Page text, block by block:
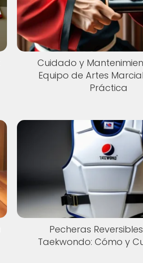
Cuidado y
Equipo de Artes
Práctica
Pecheras
Taekwondo: Cómo y